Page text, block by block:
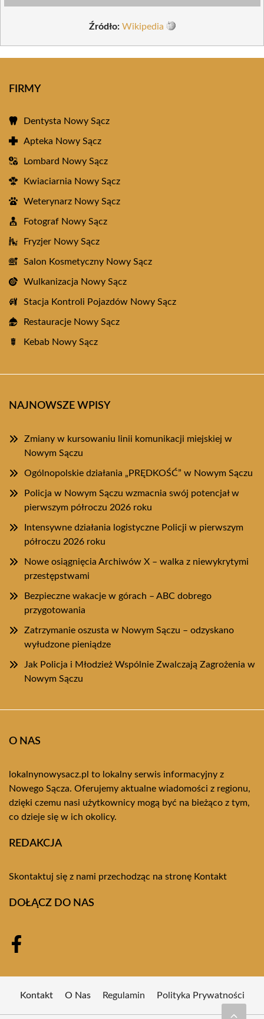
Źródło: Wikipedia
FIRMY
Dentysta Nowy Sącz
Apteka Nowy Sącz
Lombard Nowy Sącz
Kwiaciarnia Nowy Sącz
Weterynarz Nowy Sącz
Fotograf Nowy Sącz
Fryzjer Nowy Sącz
Salon Kosmetyczny Nowy Sącz
Wulkanizacja Nowy Sącz
Stacja Kontroli Pojazdów Nowy Sącz
Restauracje Nowy Sącz
Kebab Nowy Sącz
NAJNOWSZE WPISY
Zmiany w kursowaniu linii komunikacji miejskiej w
Nowym Sączu
Ogólnopolskie działania „PRĘDKOŚĆ” w Nowym Sączu
Policja w Nowym Sączu wzmacnia swój potencjał w
pierwszym półroczu 2026 roku
Intensywne działania logistyczne Policji w pierwszym
półroczu 2026 roku
Nowe osiągnięcia Archiwów X – walka z niewykrytymi
przestępstwami
Bezpieczne wakacje w górach – ABC dobrego
przygotowania
Zatrzymanie oszusta w Nowym Sączu – odzyskano
wyłudzone pieniądze
Jak Policja i Młodzież Wspólnie Zwalczają Zagrożenia w
Nowym Sączu
O NAS
lokalnynowysacz.pl to lokalny serwis informacyjny z
Nowego Sącza. Oferujemy aktualne wiadomości z regionu,
dzięki czemu nasi użytkownicy mogą być na bieżąco z tym,
co dzieje się w ich okolicy.
REDAKCJA
Skontaktuj się z nami przechodząc na stronę Kontakt
DOŁĄCZ DO NAS
Kontakt O Nas Regulamin Polityka Prywatności